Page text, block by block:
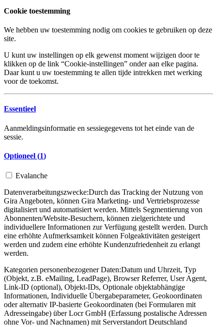
Cookie toestemming
We hebben uw toestemming nodig om cookies te gebruiken op deze
site.
U kunt uw instellingen op elk gewenst moment wijzigen door te
klikken op de link “Cookie-instellingen” onder aan elke pagina.
Daar kunt u uw toestemming te allen tijde intrekken met werking
voor de toekomst.
Essentieel
Aanmeldingsinformatie en sessiegegevens tot het einde van de
sessie.
Optioneel (1)
Evalanche
Datenverarbeitungszwecke:Durch das Tracking der Nutzung von
Gira Angeboten, können Gira Marketing- und Vertriebsprozesse
digitalisiert und automatisiert werden. Mittels Segmentierung von
Abonnenten/Website-Besuchern, können zielgerichtete und
individuellere Informationen zur Verfügung gestellt werden. Durch
eine erhöhte Aufmerksamkeit können Folgeaktivitäten gesteigert
werden und zudem eine erhöhte Kundenzufriedenheit zu erlangt
werden.
Kategorien personenbezogener Daten:Datum und Uhrzeit, Typ
(Objekt, z.B. eMailing, LeadPage), Browser Referrer, User Agent,
Link-ID (optional), Objekt-IDs, Optionale objektabhängige
Informationen, Individuelle Übergabeparameter, Geokoordinaten
oder alternativ IP-basierte Geokoordinaten (bei Formularen mit
Adresseingabe) über Locr GmbH (Erfassung postalische Adressen
ohne Vor- und Nachnamen) mit Serverstandort Deutschland